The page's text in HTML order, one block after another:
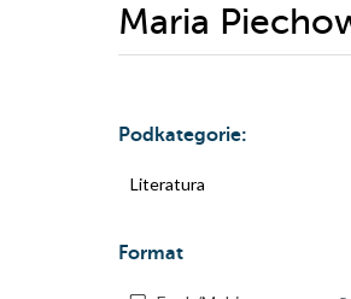
Maria
Podkategorie:
Literatura
Format